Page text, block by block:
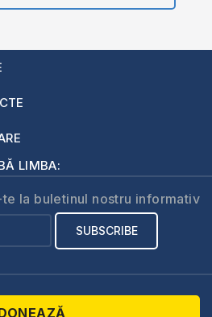
LIMBA:
la buletinul nostru informativ